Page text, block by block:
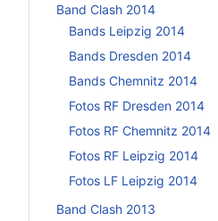
Band Clash 2014
Bands Leipzig 2014
Bands Dresden 2014
Bands Chemnitz 2014
Fotos RF Dresden 2014
Fotos RF Chemnitz 2014
Fotos RF Leipzig 2014
Fotos LF Leipzig 2014
Band Clash 2013